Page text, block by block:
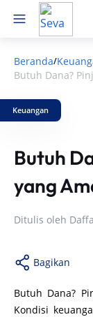
Beranda/
Butuh Dana?
Keuangan
Butuh
yang
Ditulis oleh
Bagikan
Butuh Dana?
Kondisi